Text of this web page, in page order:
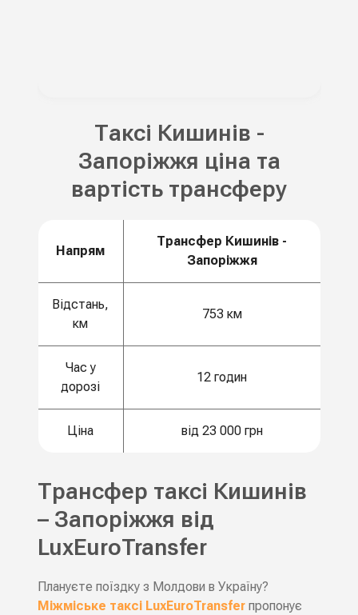
Таксі Кишинів -
Запоріжжя ціна та
вартість трансферу
Напрям
Трансфер Кишинів -
Запоріжжя
Відстань,
км
753 км
Час у
дорозі
12 годин
Ціна від 23 000 грн
Трансфер таксі Кишинів
– Запоріжжя від
LuxEuroTransfer
Плануєте поїздку з Молдови в Україну?
Міжміське таксі LuxEuroTransferпропонує